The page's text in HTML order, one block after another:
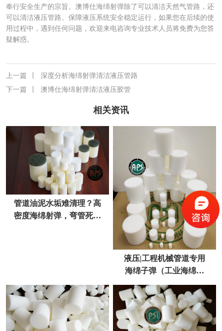
奉行安全生产的宗旨。澳博仕海绵射弹除了可以清洁天然气管路，还
可以清洁液压管路。保障液压系统安全稳定运行，如果您在后续的使
用过程中，遇到任何问题，欢迎来电咨询专业技术人员将免费为您答
疑解惑。
上一篇
深度分析海绵射弹清洁液压管路
下一篇
澳博仕海绵射弹清洁液压胶管
相关资讯
管道油泥水垢难清理？高
密度海绵射弹，弯管死角
液压|工程机械管道专用
海绵子弹（工业海绵射
弹）